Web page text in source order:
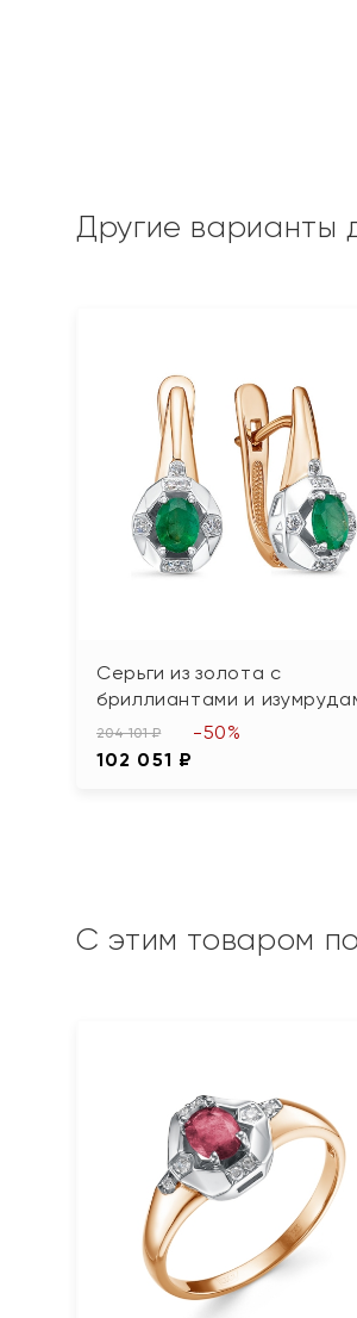
Другие варианты
Серьги из золота с
бриллиантами и
204 101 ₽
102 051 ₽
-50%
С этим товаром